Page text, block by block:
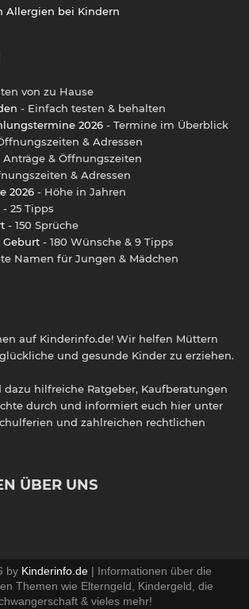
Allergien bei Kindern
von zu Hause
- Einfach testen & behalten
2026 - Termine im Überblick
& Adressen
Anträge & Öffnungszeiten
& Adressen
2026 - Höhe in Jahren
- 25 Tipps
- 150 Sprüche
Geburt - 180 Wünsche & 9 Tipps
Namen für Jungen & Mädchen
auf Kinderinfo.de! Wir helfen Müttern
und gesunde Kinder zu erziehen.
dazu hilfreiche Ratgeber, Kaufberatungen
durch und informiert euch hier unter
und zahlreichen rechtlichen
ÜBER UNS
by Kinderinfo.de | Informationen über die
Themen wie Elterngeld, Kindergeld, die
& vieles mehr!